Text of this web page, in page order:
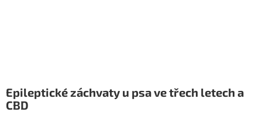
Epileptické záchvaty u psa ve třech letech a
CBD